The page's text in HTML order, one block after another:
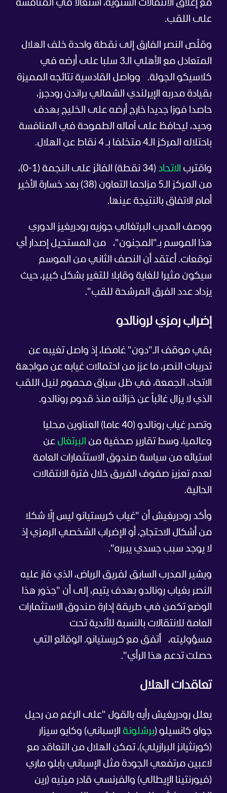
مع إغلاق الانتقالات الشتوية، اشتعالا في المنافسة
على اللقب.
وقلّص النصر الفارق إلى نقطة واحدة خلف الهلال
المتعادل مع الأهلي الـ3 سلبا على أرضه في
كلاسيكو الجولة. وواصل القادسية نتائجه المميزة
بقيادة مدربه الإيرلندي الشمالي براندن رودجرز،
حاصدا فوزا جديدا خارج أرضه على الخليج بهدف
وحيد، ليحافظ على آماله الطموحة في المنافسة
باحتلاله المركز الـ4 متخلفا بـ 4 نقاط عن الهلال.
واقترب الاتحاد
(34 نقطة) الفائز على النجمة (1-0)،
من المركز الـ5 مزاحما التعاون (38) بعد خسارة الأخير
أمام الاتفاق بالنتيجة عينها.
ووصف المدرب البرتغالي جوزيه رودريغيز الدوري
هذا الموسم بـ"المجنون"، من المستحيل إصدار أي
توقعات. أعتقد أن النصف الثاني من الموسم
سيكون مثيرا للغاية وقابلا للتغير بشكل كبير، حيث
يزداد عدد الفرق المرشحة للقب".
إضراب رمزي لرونالدو
بقي موقف الـ"دون" غامضا، إذ واصل تغيبه عن
تدريبات النصر، ما عزز من احتمالات غيابه عن مواجهة
الاتحاد، الجمعة، في ظل سباق محموم لنيل اللقب
الذي لا يزال غائباً عن خزائنه منذ قدوم رونالدو.
وتصدر غياب رونالدو (40 عاما) العناوين محليا
وعالميا، وسط تقارير صحفية من البرتغال عن
استيائه من سياسة صندوق الاستثمارات العامة
لعدم تعزيز صفوف الفريق خلال فترة الانتقالات
الحالية.
وأكد رودريغيش أن "غياب كريستيانو ليس إلّا شكلا
من أشكال الاحتجاج، أو الإضراب الشخصي الرمزي إذ
لا يوجد سبب جسدي يبرره".
ويشير المدرب السابق لفريق الرياض، الذي فاز عليه
النصر بغياب رونالدو بهدف يتيم، إلى أن "جذور هذا
الوضع تكمن في طريقة إدارة صندوق الاستثمارات
العامة للانتقالات بالنسبة للأندية تحت
مسؤوليته،
أتفق مع كريستيانو. الوقائع التي
حصلت تدعم هذا الرأي".
تعاقدات الهلال
يعلل رودريغيش رأيه بالقول "على الرغم من رحيل
جواو كانسيلو (برشلونة الإسباني) وكايو سيزار
(كورنثيانز البرازيلي)، تمكن الهلال من التعاقد مع
لاعبين مرتفعي الجودة مثل الإسباني بابلو ماري
(فيورنتينا الإيطالي) والفرنسي قادر ميتيه (رين